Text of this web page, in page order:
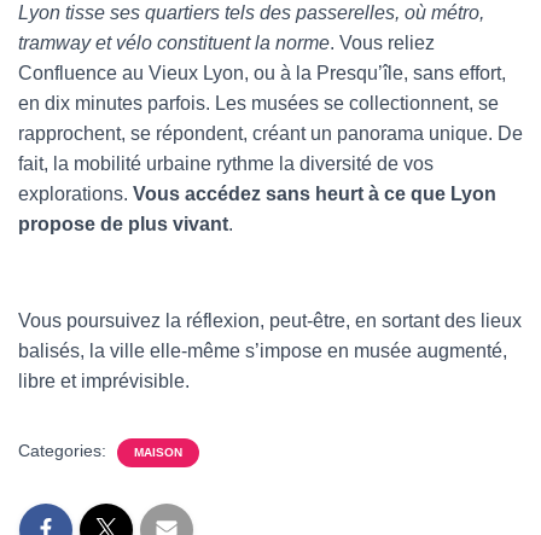
Lyon tisse ses quartiers tels des passerelles, où métro,
tramway et vélo constituent la norme. Vous reliez
Confluence au Vieux Lyon, ou à la Presqu’île, sans effort,
en dix minutes parfois. Les musées se collectionnent, se
rapprochent, se répondent, créant un panorama unique. De
fait, la mobilité urbaine rythme la diversité de vos
explorations. Vous accédez sans heurt à ce que Lyon
propose de plus vivant.
Vous poursuivez la réflexion, peut-être, en sortant des lieux
balisés, la ville elle-même s’impose en musée augmenté,
libre et imprévisible.
Categories: MAISON